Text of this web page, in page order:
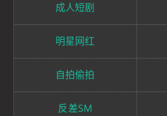
成人短剧
明星网红
自拍偷拍
反差SM